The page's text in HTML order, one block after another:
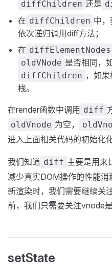
diffChildren 还是
在 diffChildren 中，
依次递归调用diff方法；
在 diffElementNodes
oldVNode 是否相同，
diffChildren ，如
栈。
在render函数中调用 diff
oldVnode 为空，
进入上面相关代码的初始化
我们知道 diff 主要是用来
减少真实DOM操作的性能
新渲染时，我们需要继续关
前，我们只需要关注vnode
setState